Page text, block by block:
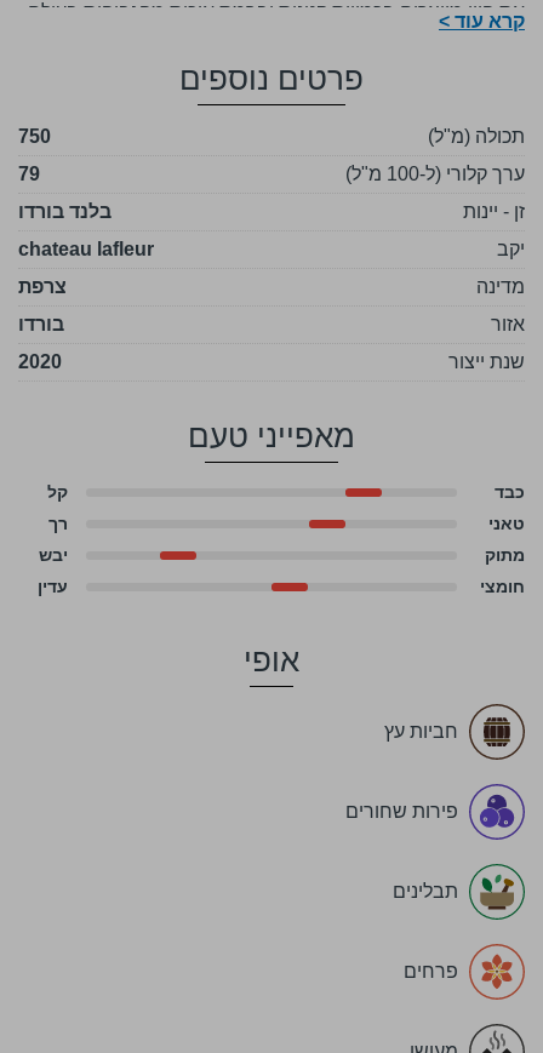
את היין מייצרים בכמויות קטנות וברמת איכות מהגבוהות בעולם
יין מרשים ואהוב בקרב אספני יינות
קרא עוד >
פרטים נוספים
תכולה (מ"ל)
750
ערך קלורי (ל-100 מ"ל)
79
זן - יינות
בלנד בורדו
יקב
chateau lafleur
מדינה
צרפת
אזור
בורדו
שנת ייצור
2020
מאפייני טעם
כבד
קל
טאני
רך
מתוק
יבש
חומצי
עדין
אופי
חביות עץ
פירות שחורים
תבלינים
פרחים